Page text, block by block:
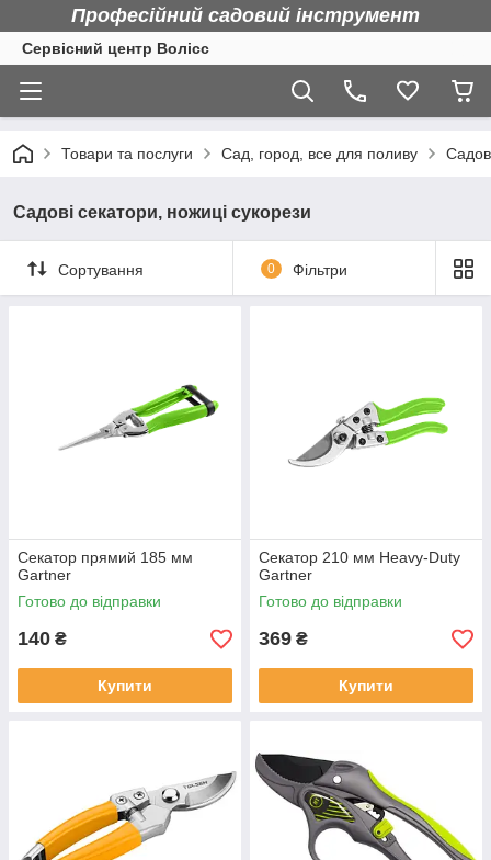
Професійний садовий інструмент
Сервісний центр Волісс
Товари та послуги Сад, город, все для поливу
Садові секатори, ножиці сукорези
Сортування 0 Фільтри
Секатор прямий 185 мм
Gartner
Готово до відправки
140 ₴
Купити
Секатор 210 мм Heavy-Duty
Gartner
Готово до відправки
369 ₴
Купити